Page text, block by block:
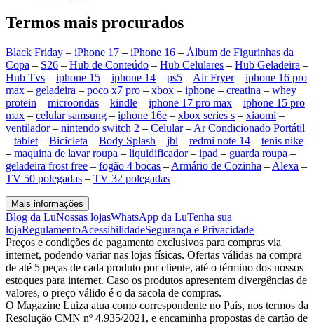
Termos mais procurados
Black Friday – iPhone 17 – iPhone 16 – Álbum de Figurinhas da
Copa – S26 – Hub de Conteúdo – Hub Celulares – Hub Geladeira –
Hub Tvs – iphone 15 – iphone 14 – ps5 – Air Fryer– iphone 16 pro
max – geladeira – poco x7 pro – xbox – iphone – creatina – whey
protein – microondas – kindle – iphone 17 pro max – iphone 15 pro
max – celular samsung – iphone 16e – xbox series s – xiaomi –
ventilador– nintendo switch 2 – Celular– Ar Condicionado Portátil
– tablet – Bicicleta – Body Splash – jbl – redmi note 14 – tenis nike
– maquina de lavar roupa – liquidificador– ipad – guarda roupa –
geladeira frost free – fogão 4 bocas – Armário de Cozinha – Alexa –
TV 50 polegadas – TV 32 polegadas
Mais informações
Blog da LuNossas lojasWhatsApp da LuTenha sua
lojaRegulamentoAcessibilidadeSegurança e Privacidade
Preços e condições de pagamento exclusivos para compras via
internet, podendo variar nas lojas físicas. Ofertas válidas na compra
de até 5 peças de cada produto por cliente, até o término dos nossos
estoques para internet. Caso os produtos apresentem divergências de
valores, o preço válido é o da sacola de compras.
O Magazine Luiza atua como correspondente no País, nos termos da
Resolução CMN nº 4.935/2021, e encaminha propostas de cartão de